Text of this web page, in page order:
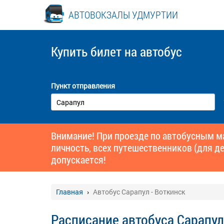
АВТОВОКЗАЛЫ УДМУРТИИ
Купить билет на автобус
Пункт отправления
Внимание! При проезде по автобусным
личность, всех путешественников (для
допускается!
Главная Автобус Сарапул - Воткинск
Расписание автобуса